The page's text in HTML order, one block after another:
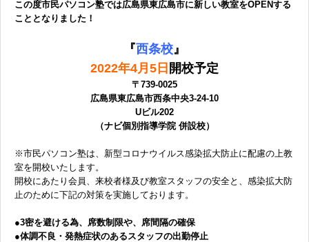
この度市民パソコン塾では広島県東広島市に新しい教室をOPENする
こととなりました！
『西条校 』
2022年4月5日 開校予定
〒739-0025
広島県東広島市西条中央3-24-10
Uビル202
（ナビ個別指導学院 併設校）
※市民パソコン塾は、新型コロナウイルス感染拡大防止に配慮の上教
室を開校いたします。
開校にあたり会員、来校者様及び教室スタッフの安全と、感染拡大防
止のために下記の対策を実施しております。
●3密を避ける為、席数制限や、席間隔の確保
●体調不良・発熱症状のあるスタッフの出勤停止